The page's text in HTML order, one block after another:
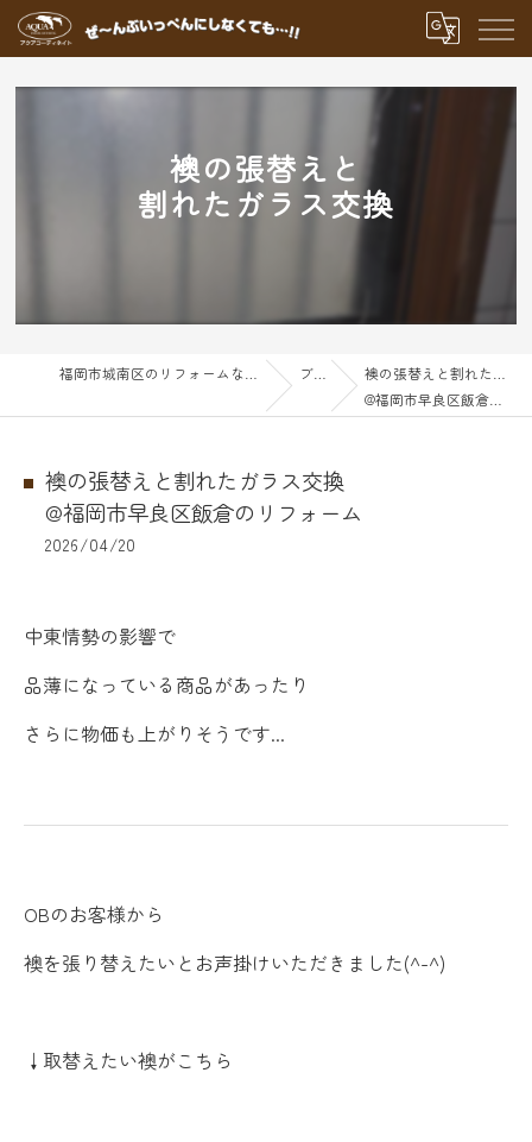
襖の張替えと
割れたガラス交換
ブログ
襖の張替えと割れたガラス交換
@福岡市早良区飯倉のリフォーム
襖の張替えと割れたガラス交換
@福岡市早良区飯倉のリフォーム
2026/04/20
中東情勢の影響で
品薄になっている商品があったり
さらに物価も上がりそうです...
OBのお客様から
襖を張り替えたいとお声掛けいただきました(^-^)
↓取替えたい襖がこちら